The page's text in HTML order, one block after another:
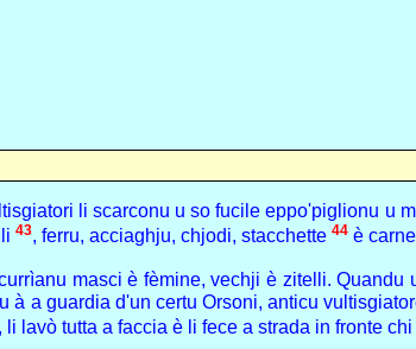
li scarconu u so fucile eppo'piglionu u
43, ferru, acciaghju, chjodi, stacchette 44 è
masci è fèmine, vechji è zitelli.
à a guardia d'un certu Orsoni, anticu
li lavò tutta a faccia è li fece a strada in fronte